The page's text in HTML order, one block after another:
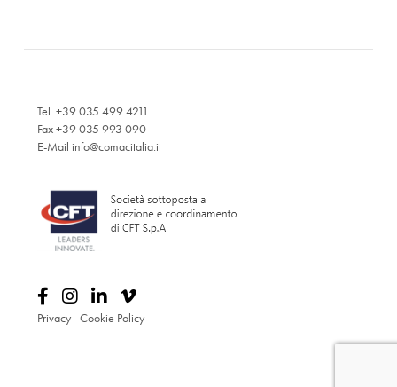
Tel. +39 035 499 4211
Fax +39 035 993 090
E-Mail info@comacitalia.it
Privacy-Cookie Policy